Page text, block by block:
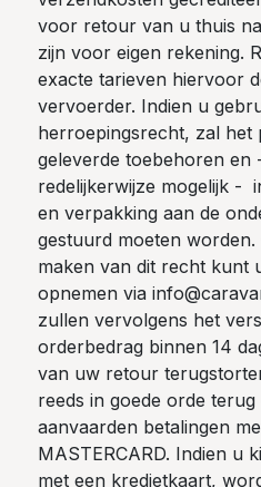
voor retour van u thuis
zijn voor eigen rekening.
exacte tarieven hiervoor
vervoerder. Indien u
herroepingsrecht, zal het
geleverde toebehoren en
redelijkerwijze mogelijk -
en verpakking aan de
gestuurd moeten worden.
maken van dit recht kunt
opnemen via
zullen vervolgens het
orderbedrag binnen 14
van uw retour
reeds in goede orde
aanvaarden betalingen
MASTERCARD. Indien u
met een kredietkaart,